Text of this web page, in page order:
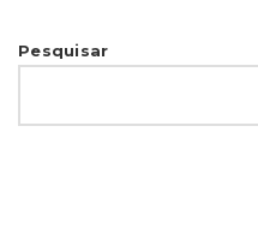
Pesquisar